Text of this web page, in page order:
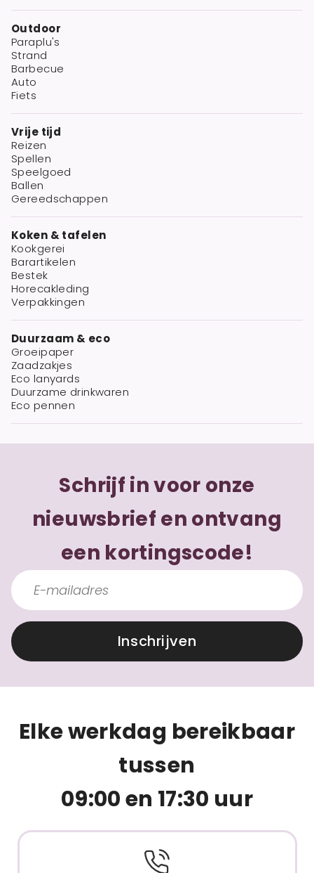
Outdoor
Paraplu's
Strand
Barbecue
Auto
Fiets
Vrije tijd
Reizen
Spellen
Speelgoed
Ballen
Gereedschappen
Koken & tafelen
Kookgerei
Barartikelen
Bestek
Horecakleding
Verpakkingen
Duurzaam & eco
Groeipaper
Zaadzakjes
Eco lanyards
Duurzame drinkwaren
Eco pennen
Schrijf in voor onze
nieuwsbrief en ontvang
een kortingscode!
Inschrijven
Elke werkdag bereikbaar
tussen
09:00 en 17:30 uur